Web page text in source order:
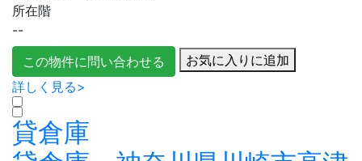
所在階
--
この物件に問い合わせる
お気に入りに追加
詳しく見る>
貸倉庫